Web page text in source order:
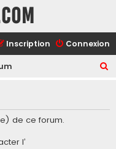
Connexion
Inscription
h
de ce forum.
l’